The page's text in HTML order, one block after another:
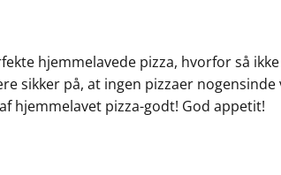
hjemmelavede pizza, hvorfor så
sikker på, at ingen pizzaer
hjemmelavet pizza-godt! God appetit!